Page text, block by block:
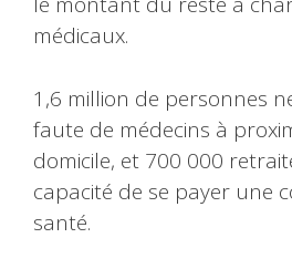
médicaux.
1,6 million de personnes
faute de médecins à
domicile, et 700 000
capacité de se payer une
santé.